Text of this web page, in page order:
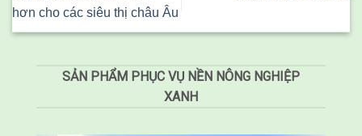
hơn cho các siêu thị châu Âu
SẢN PHẨM PHỤC VỤ NỀN NÔNG NGHIỆP
XANH